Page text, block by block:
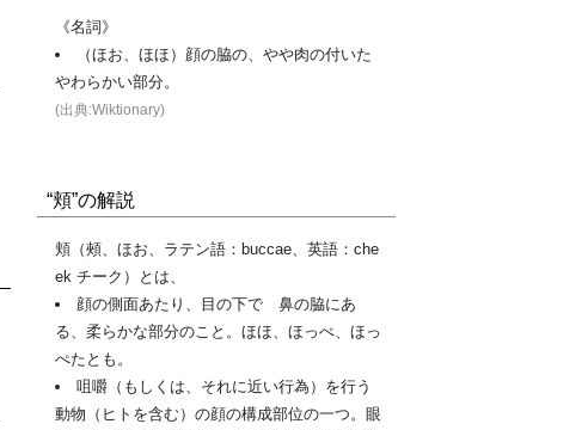
《名詞》
（ほお、ほほ）顔の脇の、やや肉の付いた
やわらかい部分。
(出典:Wiktionary)
“頬”の解説
頬（頰、ほお、ラテン語：buccae、英語：che
ek チーク）とは、
顔の側面あたり、目の下で 鼻の脇にあ
る、柔らかな部分のこと。ほほ、ほっぺ、ほっ
ぺたとも。
咀嚼（もしくは、それに近い行為）を行う
動物（ヒトを含む）の顔の構成部位の一つ。眼